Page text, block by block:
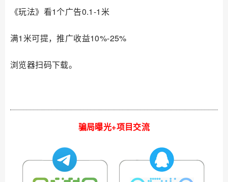
《玩法》看1个广告0.1-1米
满1米可提，推广收益10%-25%
浏览器扫码下载。
骗局曝光+项目交流